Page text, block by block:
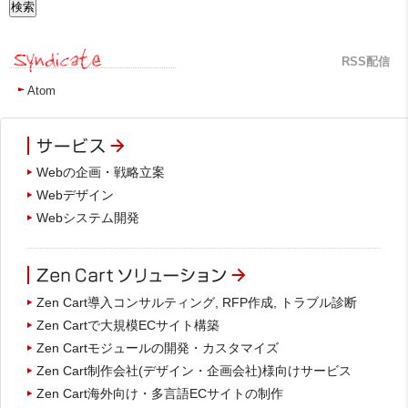
RSS配信
Atom
Webの企画・戦略立案
Webデザイン
Webシステム開発
Zen Cart導入コンサルティング, RFP作成, トラブル診断
Zen Cartで大規模ECサイト構築
Zen Cartモジュールの開発・カスタマイズ
Zen Cart制作会社(デザイン・企画会社)様向けサービス
Zen Cart海外向け・多言語ECサイトの制作